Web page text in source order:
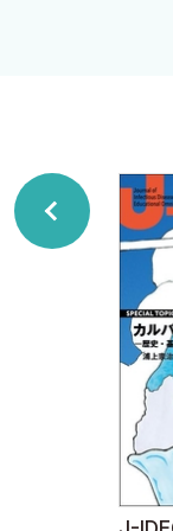
持続する発熱
アルフレッド 小
アルフレッドは
本日でやめさせ
ポップに学ぶ
感染症はどうし
現場から読み解